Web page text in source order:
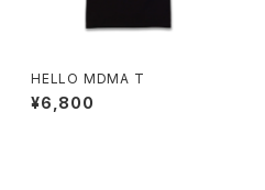
HELLO MDMA T
¥6,800